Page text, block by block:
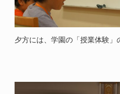
夕方には、学園の「授業体験」